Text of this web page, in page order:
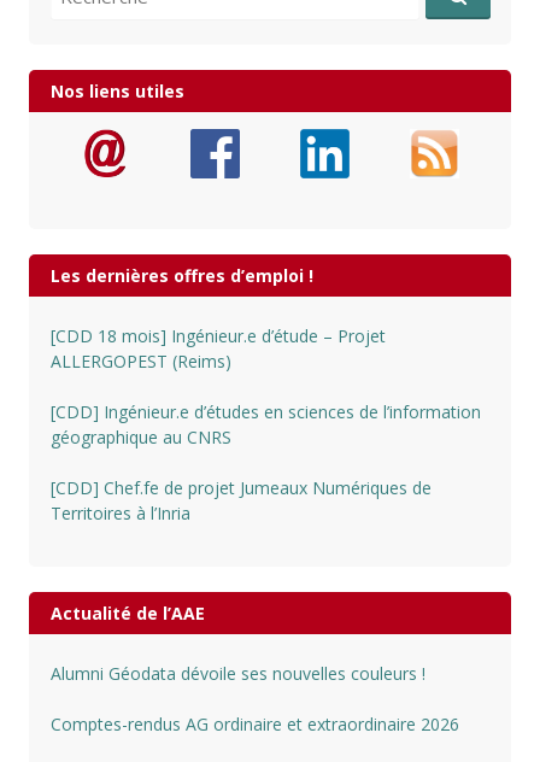
Nos liens utiles
Les dernières offres d’emploi !
[CDD 18 mois] Ingénieur.e d’étude – Projet
ALLERGOPEST (Reims)
[CDD] Ingénieur.e d’études en sciences de l’information
géographique au CNRS
[CDD] Chef.fe de projet Jumeaux Numériques de
Territoires à l’Inria
Actualité de l’AAE
Alumni Géodata dévoile ses nouvelles couleurs !
Comptes-rendus AG ordinaire et extraordinaire 2026